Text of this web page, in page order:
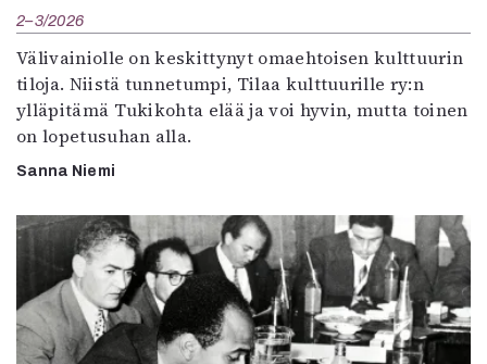
2–3/2026
Välivainiolle on keskittynyt omaehtoisen kulttuurin
tiloja. Niistä tunnetumpi, Tilaa kulttuurille ry:n
ylläpitämä Tukikohta elää ja voi hyvin, mutta toinen
on lopetusuhan alla.
Sanna Niemi